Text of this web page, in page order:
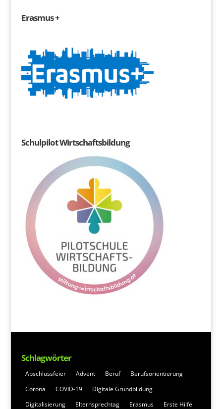
Erasmus +
Schulpilot Wirtschaftsbildung
Schlagwörter
Abschlussfeier Advent Beruf
Berufsorientierung
Corona
COVID-19
Digitale Grundbildung
Digitalisierung
Elternsprechtag Erasmus
Erste Hilfe